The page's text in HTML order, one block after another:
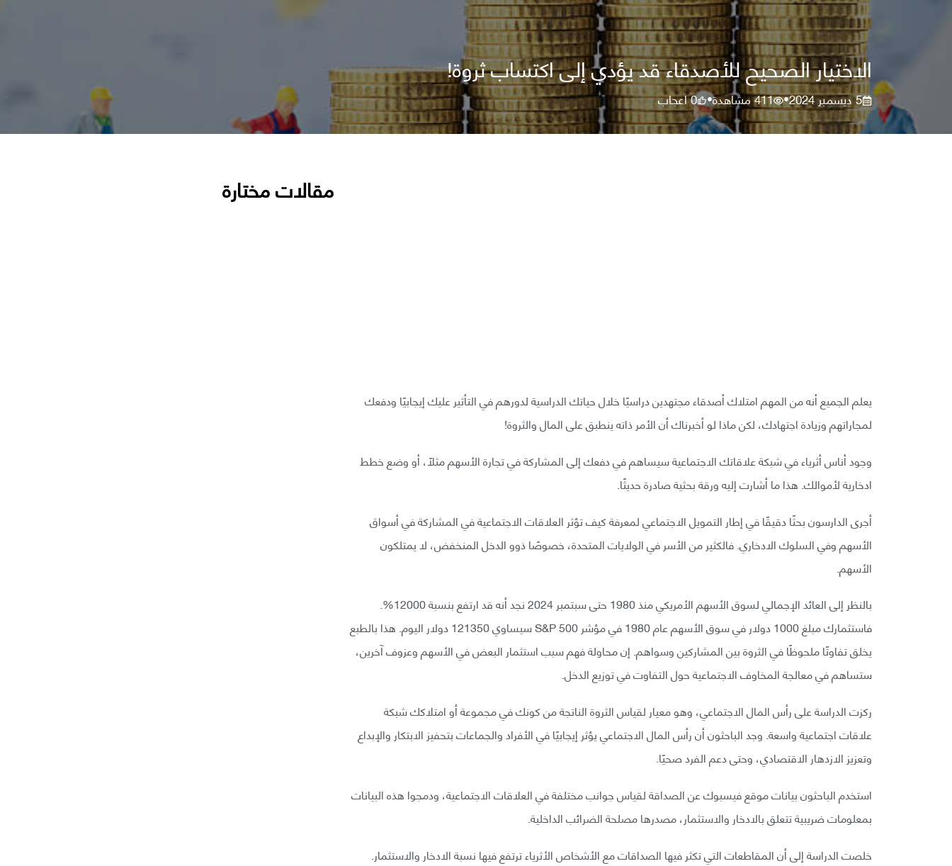
الاختيار الصحيح للأصدقاء قد يؤدي إلى اكتساب ثروة!
5 ديسمبر 2024 •
411مشاهدة•
0اعجاب
يعلم الجميع أنه من المهم امتلاك أصدقاء مجتهدين دراسيًا خلال حياتك الدراسية لدورهم في التأثير عليك إيجابيًا ودفعك
لمجاراتهم وزيادة اجتهادك، لكن ماذا لو أخبرناك أن الأمر ذاته ينطبق على المال والثروة!
وجود أناس أثرياء في شبكة علاقاتك الاجتماعية سيساهم في دفعك إلى المشاركة في تجارة الأسهم مثلًا، أو وضع خطط
ادخارية لأموالك. هذا ما أشارت إليه ورقة بحثية صادرة حديثًا.
أجرى الدارسون بحثًا دقيقًا في إطار التمويل الاجتماعي لمعرفة كيف تؤثر العلاقات الاجتماعية في المشاركة في أسواق
الأسهم وفي السلوك الادخاري. فالكثير من الأسر في الولايات المتحدة، خصوصًا ذوو الدخل المنخفض، لا يمتلكون
الأسهم.
بالنظر إلى العائد الإجمالي لسوق الأسهم الأمريكي منذ 1980 حتى سبتمبر 2024 نجد أنه قد ارتفع بنسبة 12000%.
فاستثمارك مبلغ 1000 دولار في سوق الأسهم عام 1980 في مؤشر S&P 500 سيساوي 121350 دولار اليوم. هذا بالطبع
يخلق تفاوتًا ملحوظًا في الثروة بين المشاركين وسواهم. إن محاولة فهم سبب استثمار البعض في الأسهم وعزوف آخرين،
ستساهم في معالجة المخاوف الاجتماعية حول التفاوت في توزيع الدخل.
ركزت الدراسة على رأس المال الاجتماعي، وهو معيار لقياس الثروة الناتجة من كونك في مجموعة أو امتلاكك شبكة
علاقات اجتماعية واسعة. وجد الباحثون أن رأس المال الاجتماعي يؤثر إيجابيًا في الأفراد والجماعات بتحفيز الابتكار والإبداع
وتعزيز الازدهار الاقتصادي، وحتى دعم الفرد صحيًا.
استخدم الباحثون بيانات موقع فيسبوك عن الصداقة لقياس جوانب مختلفة في العلاقات الاجتماعية، ودمجوا هذه البيانات
بمعلومات ضريبية تتعلق بالادخار والاستثمار، مصدرها مصلحة الضرائب الداخلية.
خلصت الدراسة إلى أن المقاطعات التي تكثر فيها الصداقات مع الأشخاص الأثرياء ترتفع فيها نسبة الادخار والاستثمار.
مقالات مختارة